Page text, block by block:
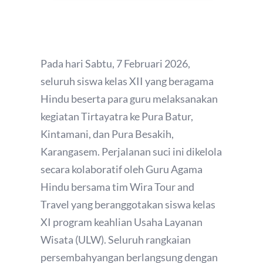
Pada hari Sabtu, 7 Februari 2026,
seluruh siswa kelas XII yang beragama
Hindu beserta para guru melaksanakan
kegiatan Tirtayatra ke Pura Batur,
Kintamani, dan Pura Besakih,
Karangasem. Perjalanan suci ini dikelola
secara kolaboratif oleh Guru Agama
Hindu bersama tim Wira Tour and
Travel yang beranggotakan siswa kelas
XI program keahlian Usaha Layanan
Wisata (ULW). Seluruh rangkaian
persembahyangan berlangsung dengan